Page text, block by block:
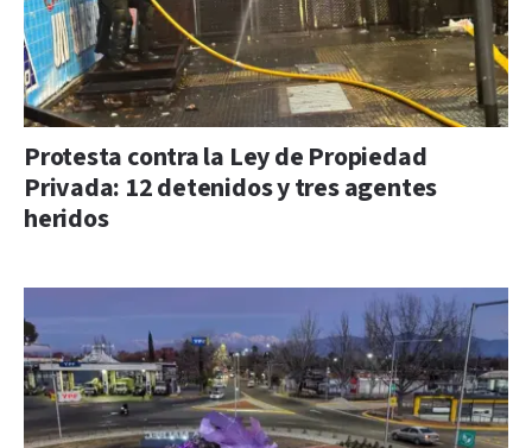
Protesta contra la Ley de Propiedad
Privada: 12 detenidos y tres agentes
heridos